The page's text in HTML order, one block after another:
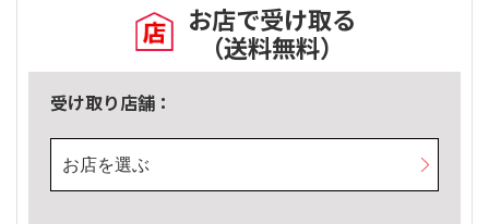
お店で受け取る
（送料無料）
受け取り店舗：
お店を選ぶ